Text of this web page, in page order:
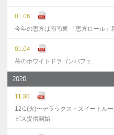
01.06
今年の恵方は南南東 「恵方ロール」
01.04
苺のホワイトドラゴンパフェ
2020
11.30
12/1(火)〜デラックス・スイートル
ビス提供開始